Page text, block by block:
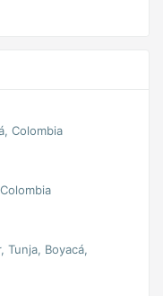
Colombia
Tunja, Boyacá,